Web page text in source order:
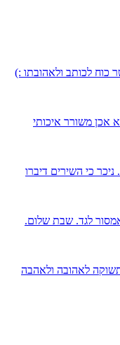
כוח לכותב ולאהובתו :)
אכן משורר איכותי
כי השירים דיברו
לגד. שבת שלום.
לאהובה ולאהבה